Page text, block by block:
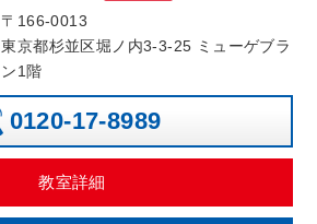
〒166-0013
東京都杉並区堀ノ内3-3-25 ミューゲブラ
ン1階
0120-17-8989
教室詳細